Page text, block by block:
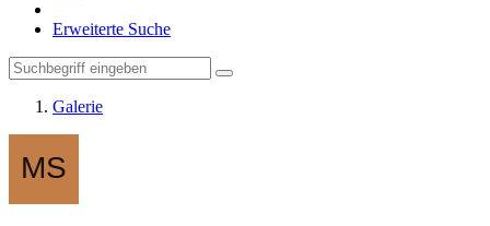
Erweiterte Suche
Galerie